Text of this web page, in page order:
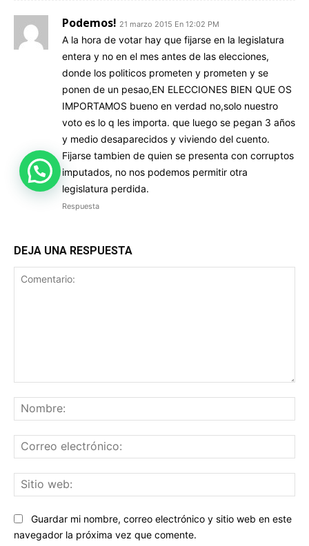
Podemos! 21 marzo 2015 En 12:02 PM
A la hora de votar hay que fijarse en la legislatura
entera y no en el mes antes de las elecciones,
donde los politicos prometen y prometen y se
ponen de un pesao,EN ELECCIONES BIEN QUE OS
IMPORTAMOS bueno en verdad no,solo nuestro
voto es lo q les importa. que luego se pegan 3 años
y medio desaparecidos y viviendo del cuento.
Fijarse tambien de quien se presenta con corruptos
imputados, no nos podemos permitir otra
legislatura perdida.
Respuesta
DEJA UNA RESPUESTA
Guardar mi nombre, correo electrónico y sitio web en este
navegador la próxima vez que comente.